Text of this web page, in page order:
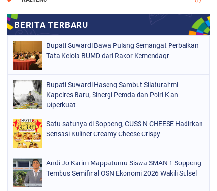
(78)
NASIONAL (748)
ORGANISASI
PERISTIWA
POLITIK
POLRI
SOPPENG (1149)
SULSEL
Bupati Suwardi Bawa Pulang Semangat Perbaikan
Tata Kelola BUMD dari Rakor Kemendagri
Bupati Suwardi Haseng Sambut Silaturahmi
Kapolres Baru, Sinergi Pemda dan Polri Kian
Diperkuat
Satu-satunya di Soppeng, CUSS N CHEESE Hadirkan
Sensasi Kuliner Creamy Cheese Crispy
Andi Jo Karim Mappatunru Siswa SMAN 1 Soppeng
Tembus Semifinal OSN Ekonomi 2026 Wakili Sulsel